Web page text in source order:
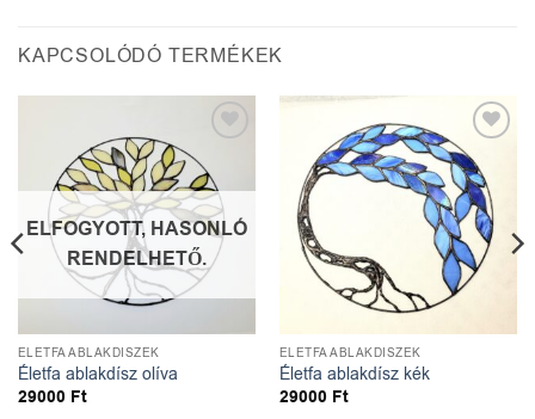
KAPCSOLÓDÓ TERMÉKEK
Kedvencekhez
ELFOGYOTT, HASONLÓ
RENDELHETŐ.
ÉLETFA ABLAKDÍSZEK
Életfa ablakdísz olíva
29000 Ft
Kedvencekhez
ÉLETFA ABLAKDÍSZEK
Életfa ablakdísz kék
29000 Ft